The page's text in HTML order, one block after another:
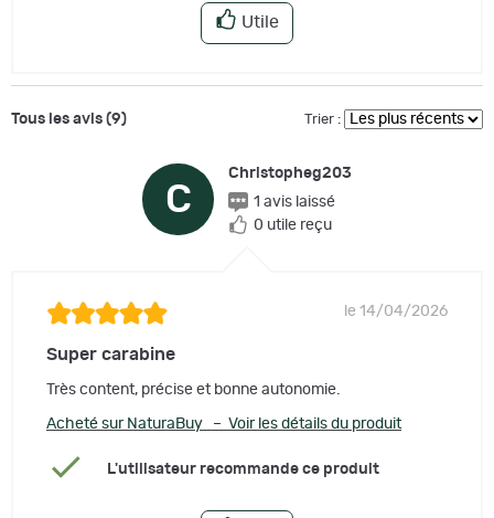
Utile
Tous les avis (9) Trier :
C
Christopheg203
1 avis laissé
0 utile reçu
le 14/04/2026
Super carabine
Très content, précise et bonne autonomie.
Acheté sur NaturaBuy – Voir les détails du produit
L'utilisateur recommande ce produit